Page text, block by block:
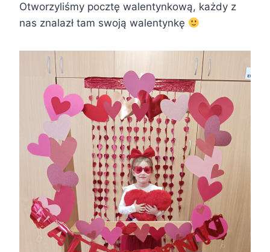
Otworzyliśmy pocztę walentynkową, każdy z
nas znalazł tam swoją walentynkę